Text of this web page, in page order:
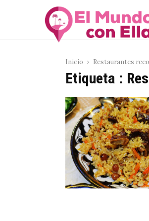
Inicio Restaurantes
Etiqueta :